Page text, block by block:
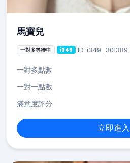
馬寶兒
一對多等待中 i349 ID: i349_301389
一對多點數
一對一點數
滿意度評分
立即進入